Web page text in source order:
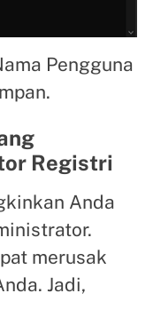
Pengguna
Registri
Anda
merusak
Jadi,